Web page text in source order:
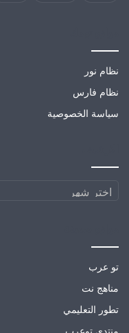
نظام نور
نظام فارس
سياسة الخصوصية
الارشيف
تو عرب
مناهج نت
تطور التعليمي